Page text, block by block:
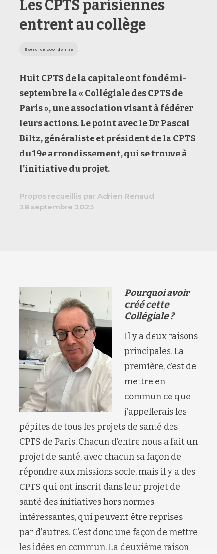
Les CPTS parisiennes
entrent au collège
Exercice coordonné
Huit CPTS de la capitale ont fondé mi-
septembre la « Collégiale des CPTS de
Paris », une association visant à fédérer
leurs actions. Le point avec le Dr Pascal
Biltz, généraliste et président de la CPTS
du 19e arrondissement, qui se trouve à
l’initiative du projet.
Propos recueillis par Adrien Renaud
28 septembre 2023
Pourquoi avoir
créé cette
Collégiale ?
Il y a deux raisons
principales. La
première, c’est de
mettre en
commun ce que
j’appellerais les
pépites de tous les projets de santé des
CPTS de Paris. Chacun d’entre nous a fait un
projet de santé, avec chacun sa façon de
répondre aux missions socle, mais il y a des
CPTS qui ont inscrit dans leur projet de
santé des initiatives hors normes,
intéressantes, qui peuvent être reprises
par d’autres. C’est donc une façon de mettre
les idées en commun. La deuxième raison